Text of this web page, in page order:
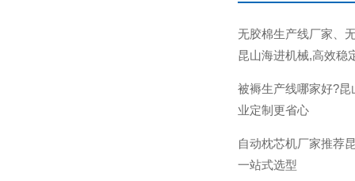
无胶棉生产线厂家、
昆山海进机械,高效稳
被褥生产线哪家好?
业定制更省心
自动枕芯机厂家推荐
一站式选型